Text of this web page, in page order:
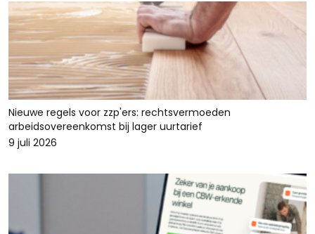
Nieuwe regels voor zzp'ers: rechtsvermoeden
arbeidsovereenkomst bij lager uurtarief
9 juli 2026